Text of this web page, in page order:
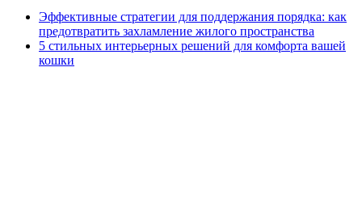
Эффективные стратегии для поддержания порядка: как
предотвратить захламление жилого пространства
5 стильных интерьерных решений для комфорта вашей
кошки